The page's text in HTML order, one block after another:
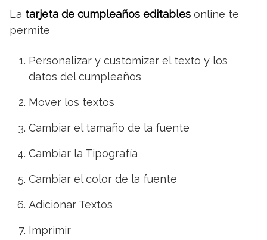
La tarjeta de cumpleaños editables online te
permite
Personalizar y customizar el texto y los
datos del cumpleaños
Mover los textos
Cambiar el tamaño de la fuente
Cambiar la Tipografía
Cambiar el color de la fuente
Adicionar Textos
Imprimir